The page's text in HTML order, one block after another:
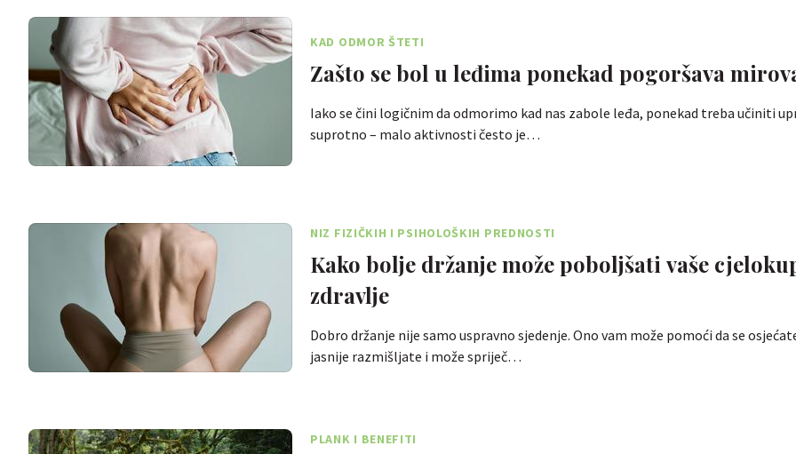
KAD ODMOR ŠTETI
Zašto se bol u leđima ponekad pogoršava
Iako se čini logičnim da odmorimo kad nas zabole leđa, ponekad treba učiniti
suprotno – malo aktivnosti često je…
NIZ FIZIČKIH I PSIHOLOŠKIH PREDNOSTI
Kako bolje držanje može poboljšati vaše
zdravlje
Dobro držanje nije samo uspravno sjedenje. Ono vam može pomoći da se
jasnije razmišljate i može spriječ…
PLANK I BENEFITI